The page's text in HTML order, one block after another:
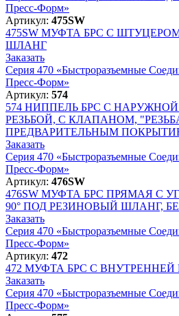
Пресс-Форм»
Артикул: 475SW
475SW МУФТА БРС С
ШЛАНГ
Заказать
Серия 470 «Быстроразъемные
Пресс-Форм»
Артикул: 574
574 НИППЕЛЬ БРС С
РЕЗЬБОЙ, С КЛАПАНОМ,
ПРЕДВАРИТЕЛЬНЫМ
Заказать
Серия 470 «Быстроразъемные
Пресс-Форм»
Артикул: 476SW
476SW МУФТА БРС ПРЯМАЯ С
90° ПОД РЕЗИНОВЫЙ ШЛАНГ,
Заказать
Серия 470 «Быстроразъемные
Пресс-Форм»
Артикул: 472
472 МУФТА БРС С ВНУТРЕННЕЙ
Заказать
Серия 470 «Быстроразъемные
Пресс-Форм»